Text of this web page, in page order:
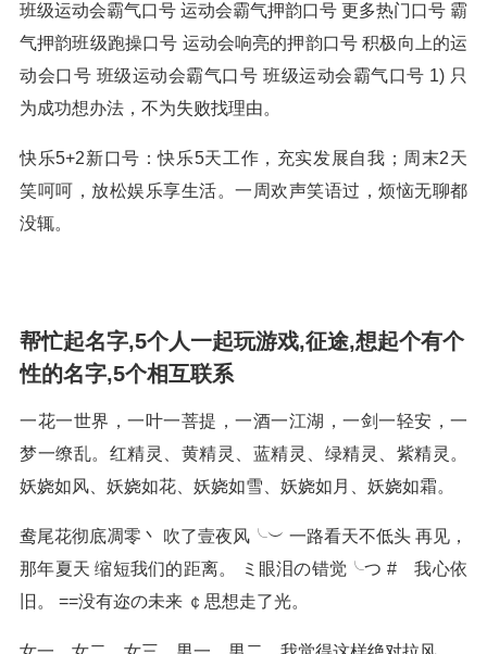
班级运动会霸气口号 运动会霸气押韵口号 更多热门口号 霸
气押韵班级跑操口号 运动会响亮的押韵口号 积极向上的运
动会口号 班级运动会霸气口号 班级运动会霸气口号 1) 只
为成功想办法，不为失败找理由。
快乐5+2新口号：快乐5天工作，充实发展自我；周末2天
笑呵呵，放松娱乐享生活。一周欢声笑语过，烦恼无聊都
没辄。
帮忙起名字,5个人一起玩游戏,征途,想起个有个
性的名字,5个相互联系
一花一世界，一叶一菩提，一酒一江湖，一剑一轻安，一
梦一缭乱。红精灵、黄精灵、蓝精灵、绿精灵、紫精灵。
妖娆如风、妖娆如花、妖娆如雪、妖娆如月、妖娆如霜。
鸯尾花彻底凋零丶 吹了壹夜风╰︶ 一路看天不低头 再见，
那年夏天 缩短我们的距离。 ミ眼泪の错觉╰つ # 我心依
旧。 ==没有迩の未来 ￠思想走了光。